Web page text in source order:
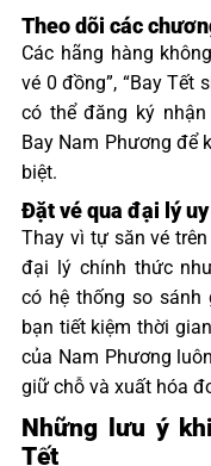
Theo dõi các
Các hãng hàng
vé 0 đồng”, “Bay Tết
có thể đăng ký
Bay Nam Phương để
biệt.
Đặt vé qua đại lý
Thay vì tự săn vé
đại lý chính thức
có hệ thống so
bạn tiết kiệm thời
của Nam Phương
giữ chỗ và xuất hóa
Những lưu ý
Tết